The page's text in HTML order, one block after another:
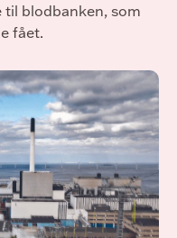
til blodbanken, som
fået.